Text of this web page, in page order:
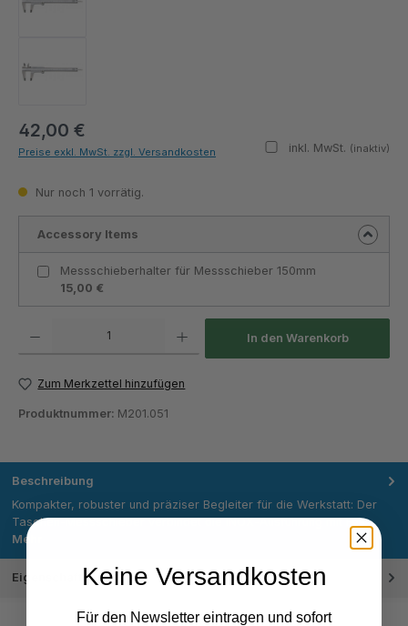
42,00 €
inkl. MwSt. (inaktiv)
Preise exkl. MwSt. zzgl. Versandkosten
Nur noch 1 vorrätig.
Accessory Items
Messschieberhalter für Messschieber 150mm
15,00 €
In den Warenkorb
Zum Merkzettel hinzufügen
Produktnummer: M201.051
Beschreibung
Kompakter, robuster und präziser Begleiter für die Werkstatt: Der
Taschen‑Messschieber verbindet die INOX‑Ausführung mit Fes…
Mehr
EigenschaftenKeine Versandkosten
Für den Newsletter eintragen und sofort